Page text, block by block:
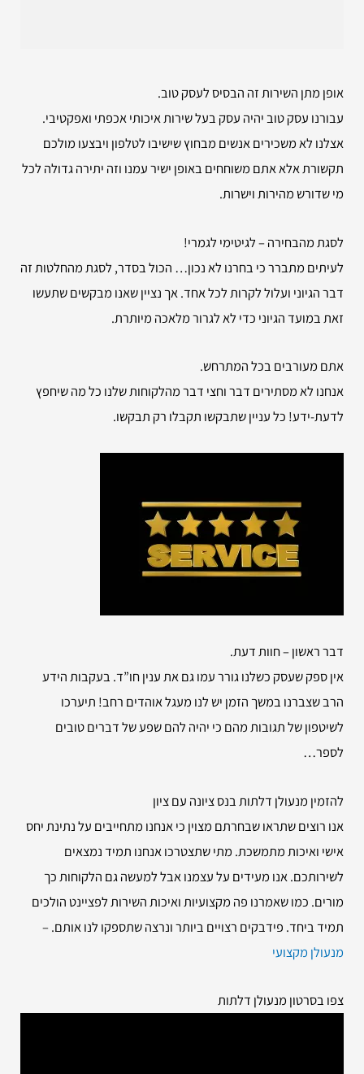
אופן מתן השירות זה הבסיס לעסק טוב.
עבורנו עסק טוב יהיה עסק בעל שירות איכותי אכפתי ואפקטיבי.
אצלנו לא משכירים אנשים מבחוץ שישיבו לטלפון ויבצעו מולכם
תקשורת אלא אתם משוחחים באופן ישיר עמנו וזה יתירה גדולה לכל
מי שדורש מהירות וישרות.
לסגת מהבחירה – לגיטימי לגמרי!
לעיתים מתברר כי בחרנו לא נכון… הכול בסדר, לסגת מהחלטות זה
דבר הגיוני ועלול לקרות לכל אחד. אך נציין שאנו מבקשים שתעשו
זאת במועד הגיוני כדי לא לגרור מלאכה מיותרת.
אתם מעורבים בכל המתרחש.
אנחנו לא מסתירים דבר וחצי דבר מהלקוחות שלנו כל מה שיחפץ
לדעת-ידע! כל עניין שתבקשו תקבלו רק תבקשו.
דבר ראשון – חוות דעת.
אין ספק שעסק כשלנו גורר עמו גם את ענין חו”ד. בעקבות הידע
הרב שצברנו במשך הזמן יש לנו מעגל אוהדים רחב! תיערכו
לשיטפון של תגובות מהם כי יהיה להם שפע של דברים טובים
לספר…
להזמין מנעולן דלתות בנס ציונה עם ציון
אנו רוצים שתראו שבחרתם מצוין כי אנחנו מתחייבים על נתינת יחס
אישי ואיכות מתמשכת. מתי שתצטרכו אנחנו תמיד נמצאים
לשירותכם. אנו מעידים על עצמנו אבל למעשה גם הלקוחות כך
מורים. כמו שאמרנו פה מקצועיות ואיכות השירות לפציינט הולכים
תמיד ביחד. פידבקים רצויים ביותר ונרצה שתספקו לנו אותם. –
מנעולן מקצועי
צפו בסרטון מנעולן דלתות